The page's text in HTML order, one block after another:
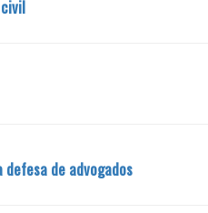
de advogados